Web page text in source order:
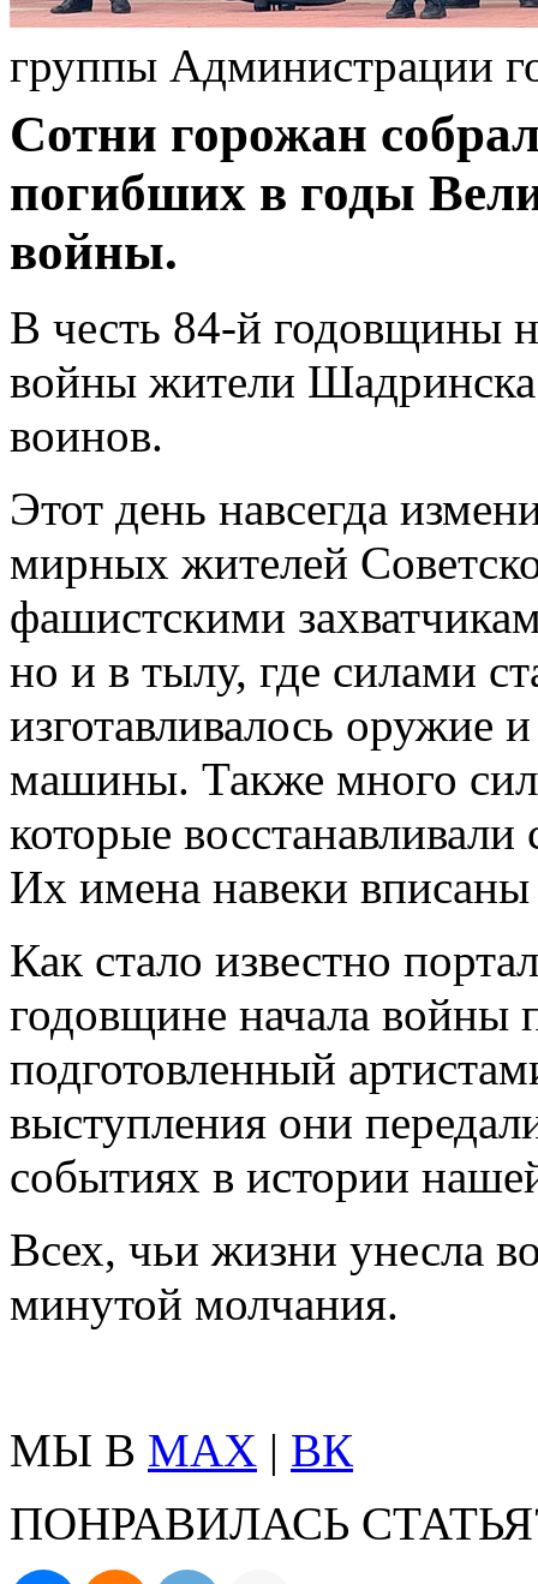
группы Администрации
Сотни горожан
погибших в годы
войны.
В честь 84-й годовщины
войны жители
воинов.
Этот день навсегда
мирных жителей
фашистскими
но и в тылу, где силами
изготавливалось оружие
машины. Также много
которые
Их имена навеки вписаны
Как стало известно
годовщине начала войны
подготовленный
выступления они
событиях в истории
Всех, чьи жизни унесла
минутой молчания.
МЫ В MAX | ВК
ПОНРАВИЛАСЬ